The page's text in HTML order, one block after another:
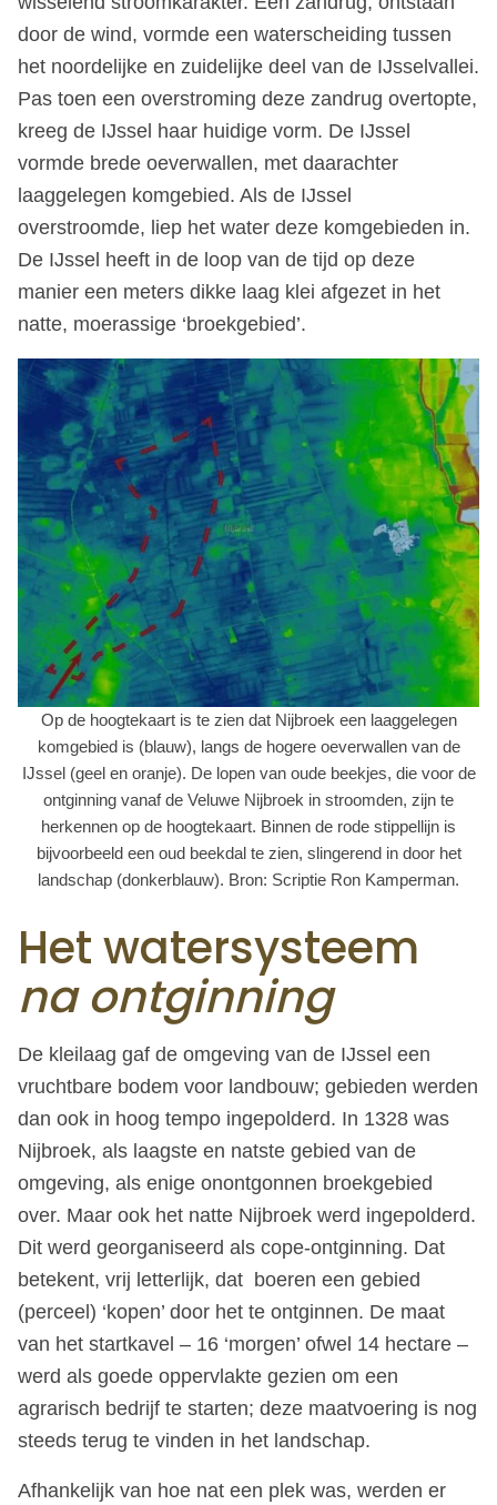
door de wind, vormde een waterscheiding tussen
het noordelijke en zuidelijke deel van de IJsselvallei.
Pas toen een overstroming deze zandrug overtopte,
kreeg de IJssel haar huidige vorm. De IJssel
vormde brede oeverwallen, met daarachter
laaggelegen komgebied. Als de IJssel
overstroomde, liep het water deze komgebieden in.
De IJssel heeft in de loop van de tijd op deze
manier een meters dikke laag klei afgezet in het
natte, moerassige ‘broekgebied’.
Op de hoogtekaart is te zien dat Nijbroek een laaggelegen
komgebied is (blauw), langs de hogere oeverwallen van de
IJssel (geel en oranje). De lopen van oude beekjes, die voor de
ontginning vanaf de Veluwe Nijbroek in stroomden, zijn te
herkennen op de hoogtekaart. Binnen de rode stippellijn is
bijvoorbeeld een oud beekdal te zien, slingerend in door het
landschap (donkerblauw). Bron: Scriptie Ron Kamperman.
Het watersysteem
na ontginning
De kleilaag gaf de omgeving van de IJssel een
vruchtbare bodem voor landbouw; gebieden werden
dan ook in hoog tempo ingepolderd. In 1328 was
Nijbroek, als laagste en natste gebied van de
omgeving, als enige onontgonnen broekgebied
over. Maar ook het natte Nijbroek werd ingepolderd.
Dit werd georganiseerd als cope-ontginning. Dat
betekent, vrij letterlijk, dat boeren een gebied
(perceel) ‘kopen’ door het te ontginnen. De maat
van het startkavel – 16 ‘morgen’ ofwel 14 hectare –
werd als goede oppervlakte gezien om een
agrarisch bedrijf te starten; deze maatvoering is nog
steeds terug te vinden in het landschap.
Afhankelijk van hoe nat een plek was, werden er